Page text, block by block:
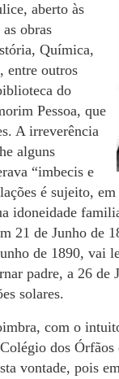
aberto às
obras
Química,
entre outros
do
Pessoa, que
A irreverência
alguns
“imbecis e
é sujeito,
idoneidade
21 de Junho de
de 1890, vai
padre, a 26 de
solares.
com o
dos
vontade, pois